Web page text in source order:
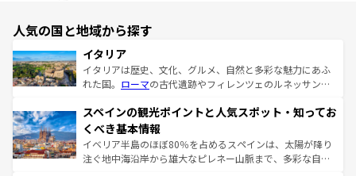
人気の国と地域から探す
イタリア
イタリアは歴史、文化、グルメ、自然と多彩な魅力にあふ
れた国。 ローマの古代遺跡やフィレンツェのルネッサンス
ろん、トスカーナの美しい田園風景やアマルフィ海岸の絶
景など、自然景観も見逃せない。観光の合間には、本場の
ピザやパスタなど、絶品のイタリア料理を堪能することも
できる。朝目覚めてから夜眠るまで、すべての瞬間を楽し
スペインの観光ポイントと人気スポット・知ってお
くべき基本情報
イベリア半島のほぼ80％を占めるスペインは、太陽が降り
注ぐ地中海沿岸から雄大なピレネー山脈まで、多彩な自然